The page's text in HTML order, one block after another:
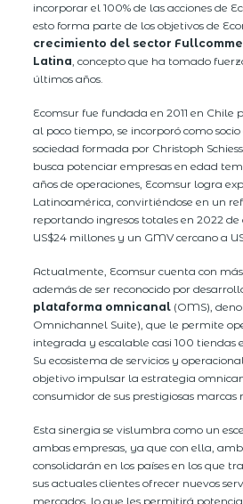
incorporar el 100% de las acciones de
esto forma parte de los objetivos de
crecimiento del sector
Latina , concepto que ha tomado
últimos años.
Ecomsur fue fundada en 2011 en
al poco tiempo, se incorporó como
sociedad formada por Christoph
busca potenciar empresas en edad
años de operaciones, Ecomsur logra
Latinoamérica, convirtiéndose en un
reportando ingresos totales en 2022
US$24 millones y un GMV cercano a
Actualmente, Ecomsur cuenta con
además de ser reconocido por
plataforma omnicanal (OMS),
Omnichannel Suite), que le permite
integrada y escalable casi 100 tiendas
Su ecosistema de servicios y
objetivo impulsar la estrategia
consumidor de sus prestigiosas marcas
Esta sinergia se vislumbra como un
ambas empresas, ya que con ella,
consolidarán en los países en los que
sus actuales clientes ofrecer nuevos
mercados, lo que les permitirá